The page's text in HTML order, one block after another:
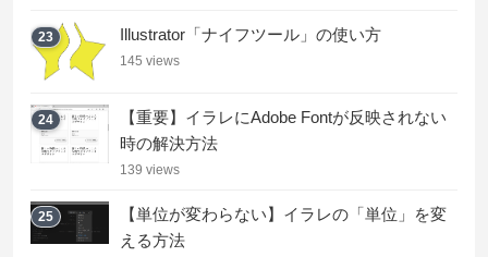
23 Illustrator「ナイフツール」の使い方
145 views
24
【重要】イラレにAdobe Fontが反映されない
時の解決方法
139 views
25
【単位が変わらない】イラレの「単位」を変
える方法